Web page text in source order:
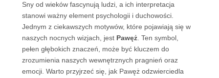
Sny od wieków fascynują ludzi, a ich interpretacja
stanowi ważny element psychologii i duchowości.
Jednym z ciekawszych motywów, które pojawiają się w
naszych nocnych wizjach, jest Pawęż. Ten symbol,
pełen głębokich znaczeń, może być kluczem do
zrozumienia naszych wewnętrznych pragnień oraz
emocji. Warto przyjrzeć się, jak Pawęż odzwierciedla